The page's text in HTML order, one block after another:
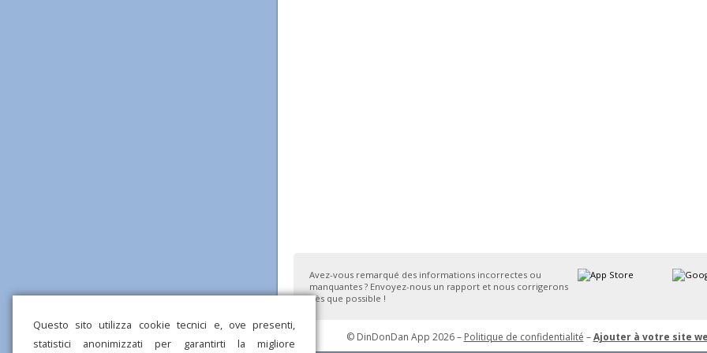
Questo sito utilizza cookie tecnici e, ove presenti,
statistici anonimizzati per garantirti la migliore
Avez-vous remarqué des informations incorrectes ou
manquantes ? Envoyez-nous un rapport et nous corrigerons
dès que possible !
© DinDonDan App 2026 – Politique de confidentialité –Ajouter à votre site